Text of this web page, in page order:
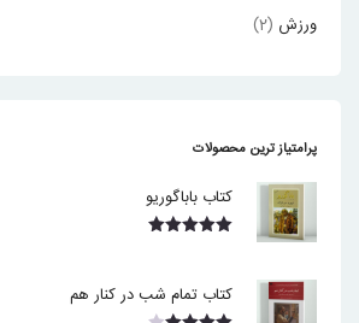
ورزش (2)
پرامتیاز ترین محصولات
کتاب باباگوریو
کتاب تمام شب در کنار هم